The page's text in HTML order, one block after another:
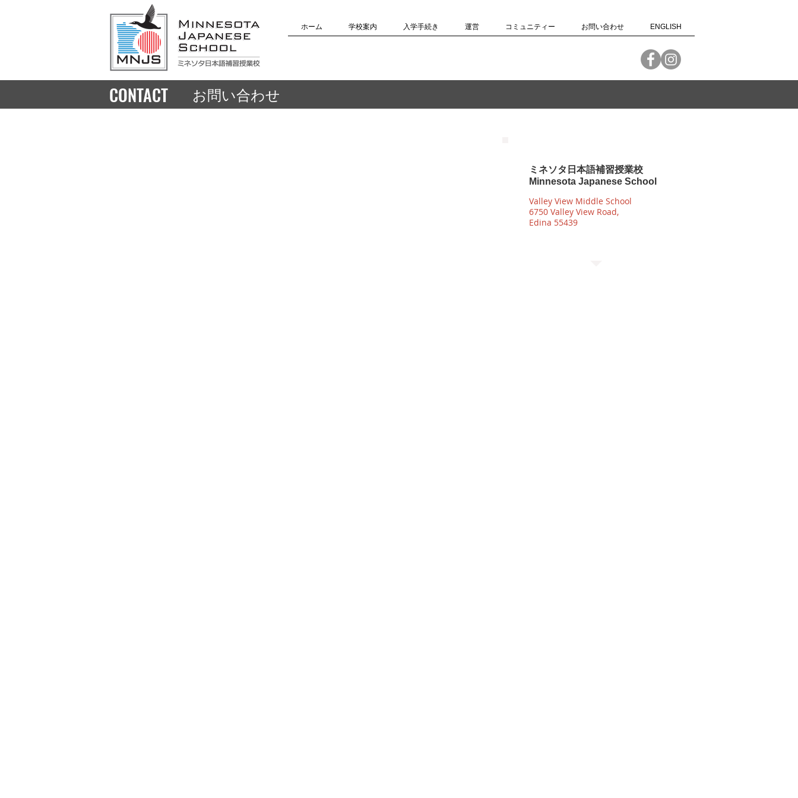
ホーム 学校案内 入学手続き 運営 コミュニティー お問い合わせ ENGLISH
ミネソタ日本語補習授業校
Minnesota Japanese School
Valley View Middle School
6750 Valley View Road,
Edina 55439
CONTACT お問い合わせ